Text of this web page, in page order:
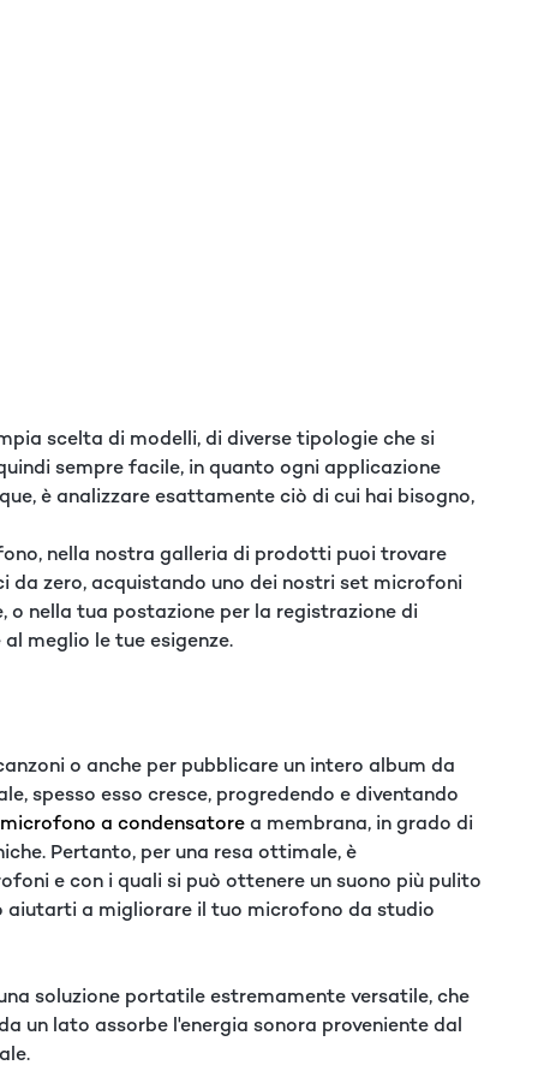
scelta di modelli, di diverse tipologie che si
sempre facile, in quanto ogni applicazione
è analizzare esattamente ciò di cui hai bisogno,
nella nostra galleria di prodotti puoi trovare
zero, acquistando uno dei nostri set microfoni
nella tua postazione per la registrazione di
meglio le tue esigenze.
o anche per pubblicare un intero album da
spesso esso cresce, progredendo e diventando
microfono a condensatorea membrana, in grado di
Pertanto, per una resa ottimale, è
e con i quali si può ottenere un suono più pulito
aiutarti a migliorare il tuo microfono da studio
soluzione portatile estremamente versatile, che
un lato assorbe l'energia sonora proveniente dal